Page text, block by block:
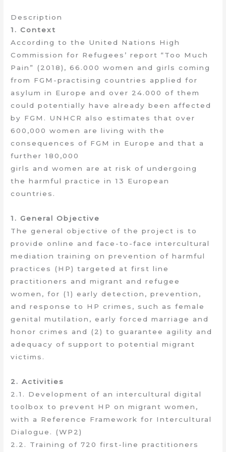
Description
1. Context
According to the United Nations High
Commission for Refugees’ report “Too Much
Pain” (2018), 66.000 women and girls coming
from FGM-practising countries applied for
asylum in Europe and over 24.000 of them
could potentially have already been affected
by FGM. UNHCR also estimates that over
600,000 women are living with the
consequences of FGM in Europe and that a
further 180,000
girls and women are at risk of undergoing
the harmful practice in 13 European
countries.
1. General Objective
The general objective of the project is to
provide online and face-to-face intercultural
mediation training on prevention of harmful
practices (HP) targeted at first line
practitioners and migrant and refugee
women, for (1) early detection, prevention,
and response to HP crimes, such as female
genital mutilation, early forced marriage and
honor crimes and (2) to guarantee agility and
adequacy of support to potential migrant
victims.
2. Activities
2.1. Development of an intercultural digital
toolbox to prevent HP on migrant women,
with a Reference Framework for Intercultural
Dialogue. (WP2)
2.2. Training of 720 first-line practitioners